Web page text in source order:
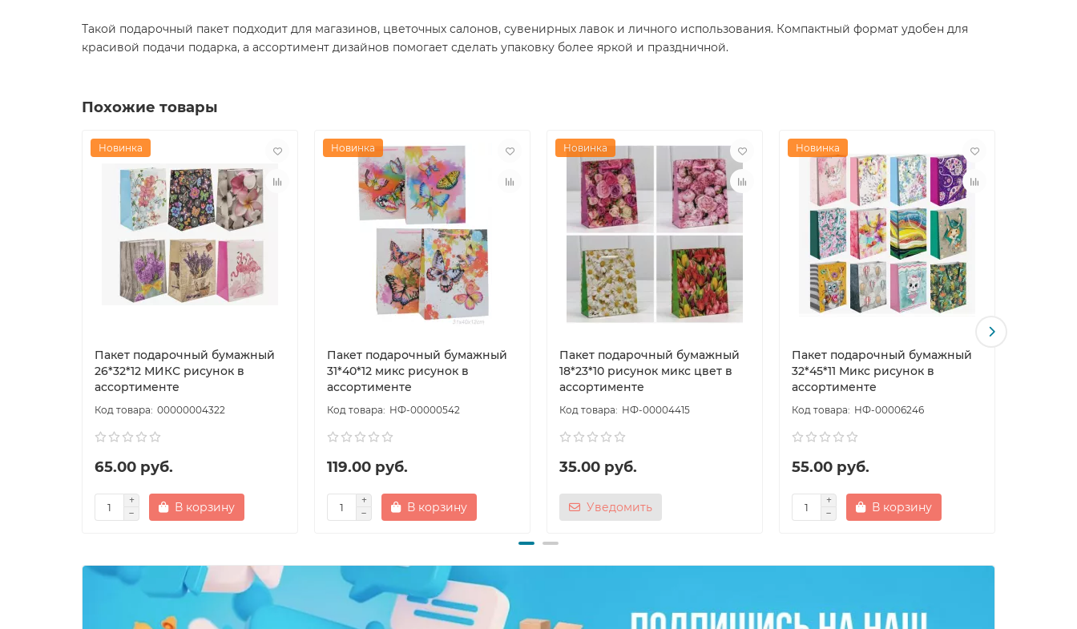
Такой подарочный пакет подходит для магазинов, цветочных салонов, сувенирных лавок и личного использования. Компактный формат удобен для
красивой подачи подарка, а ассортимент дизайнов помогает сделать упаковку более яркой и праздничной.
Похожие товары
Новинка
Пакет подарочный бумажный
26*32*12 МИКС рисунок в
ассортименте
00000004322
65.00 руб.
В корзину
Новинка
Пакет подарочный бумажный
31*40*12 микс рисунок в
ассортименте
НФ-00000542
119.00 руб.
В корзину
Новинка
Пакет подарочный бумажный
18*23*10 рисунок микс цвет в
ассортименте
НФ-00004415
35.00 руб.
Уведомить
Новинка
Пакет подарочный бумажный
32*45*11 Микс рисунок в
ассортименте
НФ-00006246
55.00 руб.
В корзину